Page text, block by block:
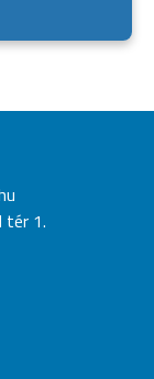
tér 1.